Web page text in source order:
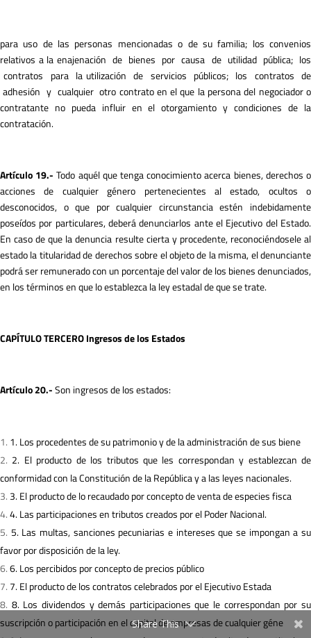
para uso de las personas mencionadas o de su familia; los convenios
relativos a la enajenación de bienes por causa de utilidad pública; los
contratos para la utilización de servicios públicos; los contratos de
adhesión y cualquier otro contrato en el que la persona del negociador o
contratante no pueda influir en el otorgamiento y condiciones de la
contratación.
Artículo 19.-Todo aquél que tenga conocimiento acerca bienes, derechos o
acciones de cualquier género pertenecientes al estado, ocultos o
desconocidos, o que por cualquier circunstancia estén indebidamente
poseídos por particulares, deberá denunciarlos ante el Ejecutivo del Estado.
En caso de que la denuncia resulte cierta y procedente, reconociéndosele al
estado la titularidad de derechos sobre el objeto de la misma, el denunciante
podrá ser remunerado con un porcentaje del valor de los bienes denunciados,
en los términos en que lo establezca la ley estadal de que se trate.
CAPÍTULO TERCERO Ingresos de los Estados
Artículo 20.-Son ingresos de los estados:
1. Los procedentes de su patrimonio y de la administración de sus biene
2. El producto de los tributos que les correspondan y establezcan de
conformidad con la Constitución de la República y a las leyes nacionales.
3. El producto de lo recaudado por concepto de venta de especies fisca
4. Las participaciones en tributos creados por el Poder Nacional.
5. Las multas, sanciones pecuniarias e intereses que se impongan a su
favor por disposición de la ley.
6. Los percibidos por concepto de precios público
7. El producto de los contratos celebrados por el Ejecutivo Estada
8. Los dividendos y demás participaciones que le correspondan por su
suscripción o participación en el capital de empresas de cualquier géne
Share This